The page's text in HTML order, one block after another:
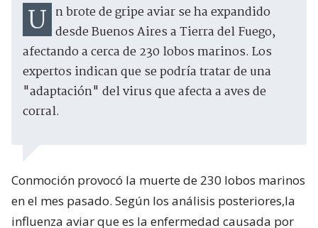
Un brote de gripe aviar se ha expandido desde Buenos Aires a Tierra del Fuego,
afectando a cerca de 230 lobos marinos. Los
expertos indican que se podría tratar de una
"adaptación" del virus que afecta a aves de
corral.
Conmoción provocó la muerte de 230 lobos marinos
en el mes pasado. Según los análisis posteriores,la
influenza aviar que es la enfermedad causada por